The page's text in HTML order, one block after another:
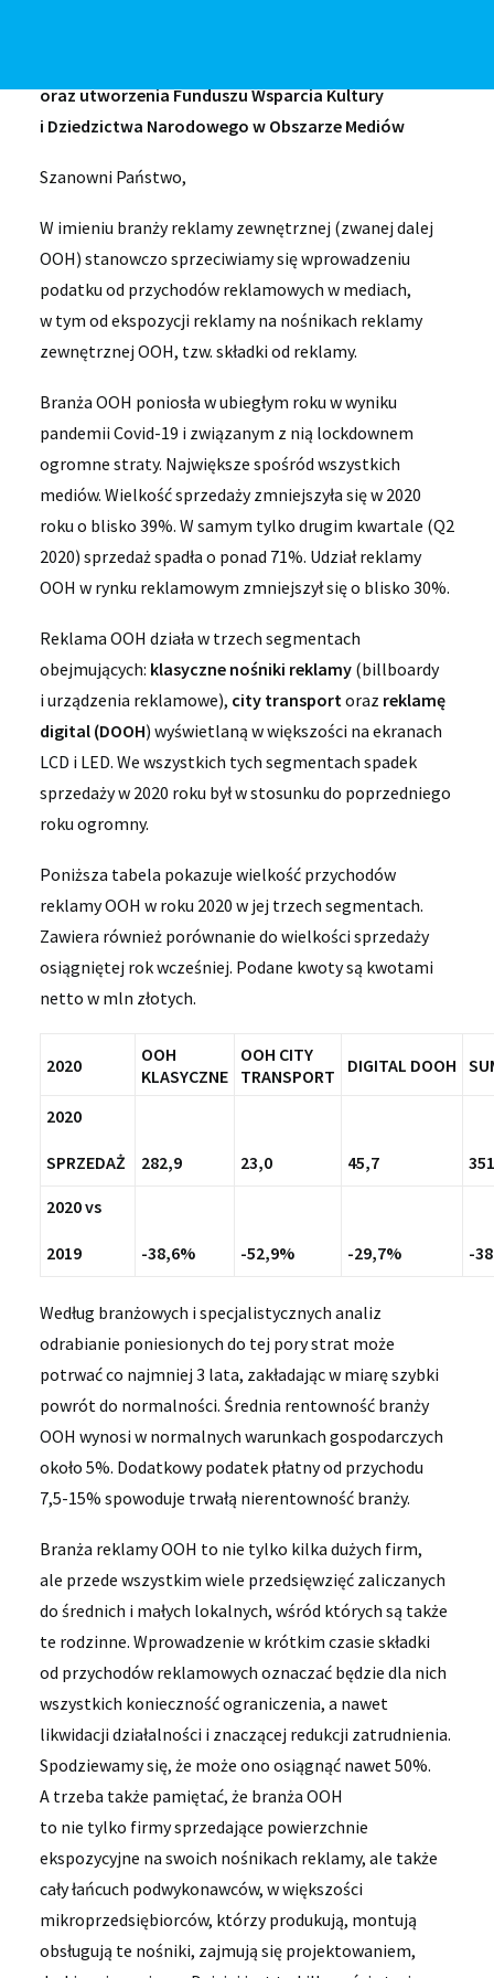
oraz utworzenia Funduszu Wsparcia Kultury
i Dziedzictwa Narodowego w Obszarze Mediów
Szanowni Państwo,
W imieniu branży reklamy zewnętrznej (zwanej dalej
OOH) stanowczo sprzeciwiamy się wprowadzeniu
podatku od przychodów reklamowych w mediach,
w tym od ekspozycji reklamy na nośnikach reklamy
zewnętrznej OOH, tzw. składki od reklamy.
Branża OOH poniosła w ubiegłym roku w wyniku
pandemii Covid-19 i związanym z nią lockdownem
ogromne straty. Największe spośród wszystkich
mediów. Wielkość sprzedaży zmniejszyła się w 2020
roku o blisko 39%. W samym tylko drugim kwartale (Q2
2020) sprzedaż spadła o ponad 71%. Udział reklamy
OOH w rynku reklamowym zmniejszył się o blisko 30%.
Reklama OOH działa w trzech segmentach
obejmujących: klasyczne nośniki reklamy (billboardy
i urządzenia reklamowe), city transportoraz reklamę
digital (DOOH) wyświetlaną w większości na ekranach
LCD i LED. We wszystkich tych segmentach spadek
sprzedaży w 2020 roku był w stosunku do poprzedniego
roku ogromny.
Poniższa tabela pokazuje wielkość przychodów
reklamy OOH w roku 2020 w jej trzech segmentach.
Zawiera również porównanie do wielkości sprzedaży
osiągniętej rok wcześniej. Podane kwoty są kwotami
netto w mln złotych.
2020
OOH
KLASYCZNE
OOH CITY
TRANSPORT
DIGITAL DOOH
2020
SPRZEDAŻ 282,9 23,0 45,7
2020 vs
2019 -38,6% -52,9% -29,7% -
Według branżowych i specjalistycznych analiz
odrabianie poniesionych do tej pory strat może
potrwać co najmniej 3 lata, zakładając w miarę szybki
powrót do normalności. Średnia rentowność branży
OOH wynosi w normalnych warunkach gospodarczych
około 5%. Dodatkowy podatek płatny od przychodu
7,5-15% spowoduje trwałą nierentowność branży.
Branża reklamy OOH to nie tylko kilka dużych firm,
ale przede wszystkim wiele przedsięwzięć zaliczanych
do średnich i małych lokalnych, wśród których są także
te rodzinne. Wprowadzenie w krótkim czasie składki
od przychodów reklamowych oznaczać będzie dla nich
wszystkich konieczność ograniczenia, a nawet
likwidacji działalności i znaczącej redukcji zatrudnienia.
Spodziewamy się, że może ono osiągnąć nawet 50%.
A trzeba także pamiętać, że branża OOH
to nie tylko firmy sprzedające powierzchnie
ekspozycyjne na swoich nośnikach reklamy, ale także
cały łańcuch podwykonawców, w większości
mikroprzedsiębiorców, którzy produkują, montują
obsługują te nośniki, zajmują się projektowaniem,